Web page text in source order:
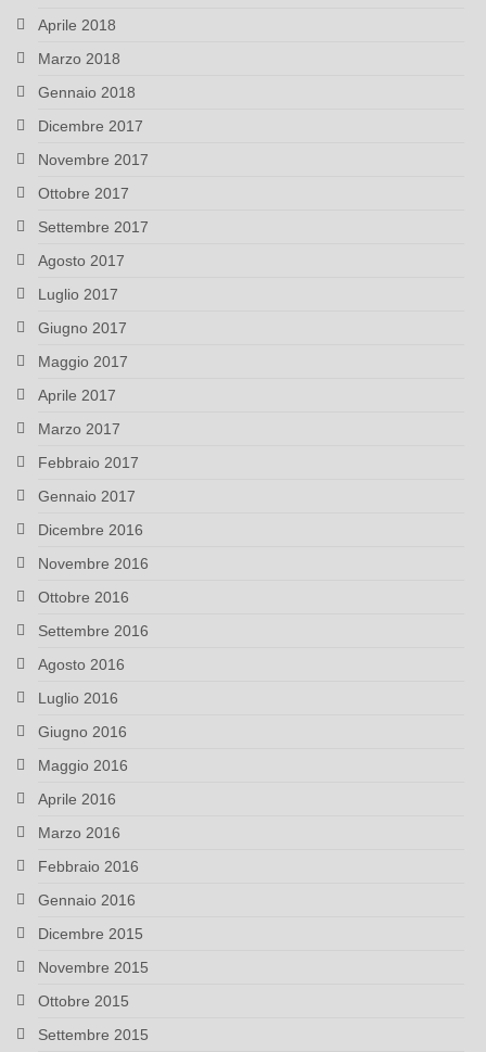
Aprile 2018
Marzo 2018
Gennaio 2018
Dicembre 2017
Novembre 2017
Ottobre 2017
Settembre 2017
Agosto 2017
Luglio 2017
Giugno 2017
Maggio 2017
Aprile 2017
Marzo 2017
Febbraio 2017
Gennaio 2017
Dicembre 2016
Novembre 2016
Ottobre 2016
Settembre 2016
Agosto 2016
Luglio 2016
Giugno 2016
Maggio 2016
Aprile 2016
Marzo 2016
Febbraio 2016
Gennaio 2016
Dicembre 2015
Novembre 2015
Ottobre 2015
Settembre 2015